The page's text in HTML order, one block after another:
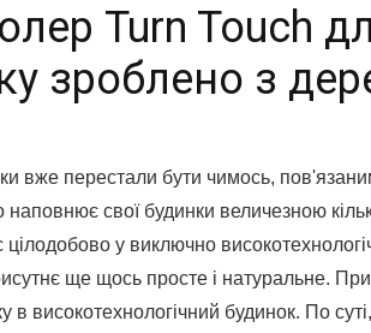
Turn Touch
зроблено з
вже перестали бути чимось,
наповнює свої будинки величезною
цілодобово у виключно
ще щось просте і натуральне.
в високотехнологічний будинок. По